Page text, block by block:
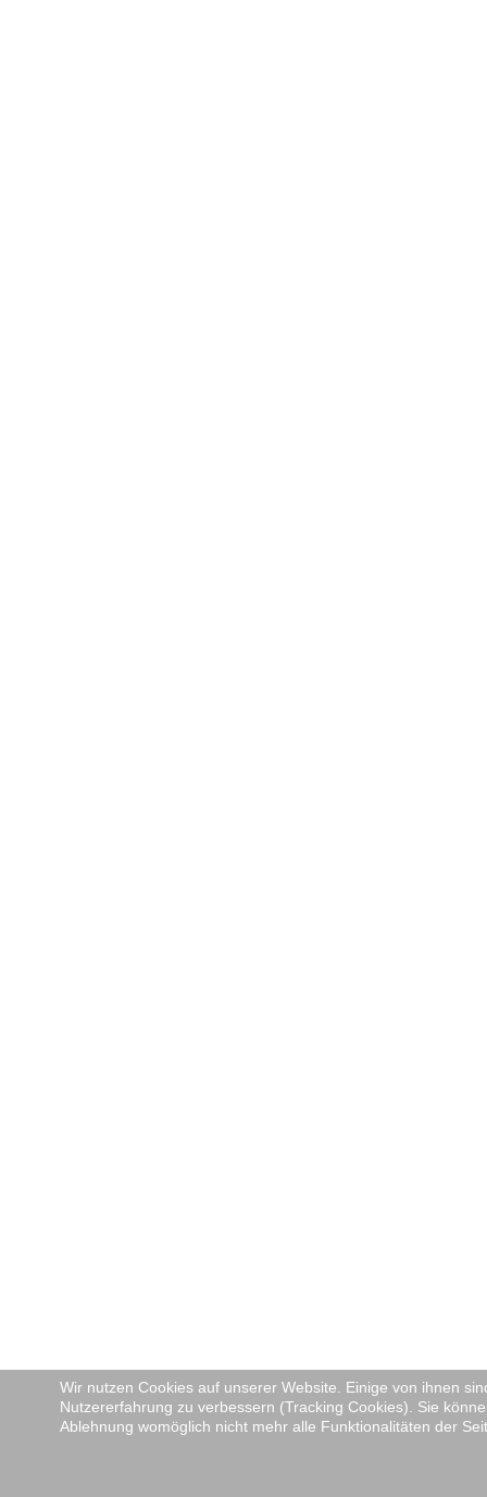
Wir nutzen Cookies auf unserer Website. Einige von ihnen
Nutzererfahrung zu verbessern (Tracking Cookies). Sie
Ablehnung womöglich nicht mehr alle Funktionalitäten der